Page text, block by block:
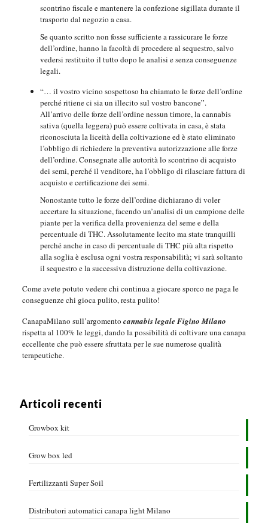
scontrino fiscale e mantenere la confezione sigillata durante il
trasporto dal negozio a casa.
Se quanto scritto non fosse sufficiente a rassicurare le forze
dell’ordine, hanno la facoltà di procedere al sequestro, salvo
vedersi restituito il tutto dopo le analisi e senza conseguenze
legali.
“… il vostro vicino sospettoso ha chiamato le forze dell’ordine
perché ritiene ci sia un illecito sul vostro bancone”.
All’arrivo delle forze dell’ordine nessun timore, la cannabis
sativa (quella leggera) può essere coltivata in casa, è stata
riconosciuta la liceità della coltivazione ed è stato eliminato
l’obbligo di richiedere la preventiva autorizzazione alle forze
dell’ordine. Consegnate alle autorità lo scontrino di acquisto
dei semi, perché il venditore, ha l’obbligo di rilasciare fattura di
acquisto e certificazione dei semi.
Nonostante tutto le forze dell’ordine dichiarano di voler
accertare la situazione, facendo un’analisi di un campione delle
piante per la verifica della provenienza del seme e della
percentuale di THC. Assolutamente lecito ma state tranquilli
perché anche in caso di percentuale di THC più alta rispetto
alla soglia è esclusa ogni vostra responsabilità; vi sarà soltanto
il sequestro e la successiva distruzione della coltivazione.
Come avete potuto vedere chi continua a giocare sporco ne paga le
conseguenze chi gioca pulito, resta pulito!
CanapaMilano sull’argomento cannabis legale Figino Milano
rispetta al 100% le leggi, dando la possibilità di coltivare una canapa
eccellente che può essere sfruttata per le sue numerose qualità
terapeutiche.
Articoli recenti
Growbox kit
Grow box led
Fertilizzanti Super Soil
Distributori automatici canapa light Milano